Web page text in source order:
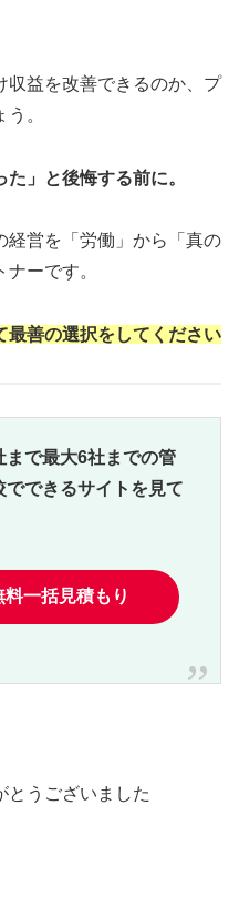
収益を改善できるのか、プ
。
た」と後悔する前に。
経営を「労働」から「真の
ーです。
最善の選択をしてください
まで最大6社までの管
できるサイトを見て
料一括見積もり
とうございました